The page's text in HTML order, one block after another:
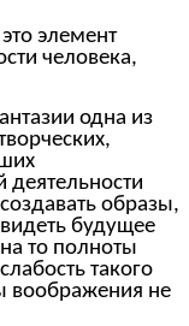
это элемент
человека,
одна из
образы,
будущее
то полноты
такого
воображения не